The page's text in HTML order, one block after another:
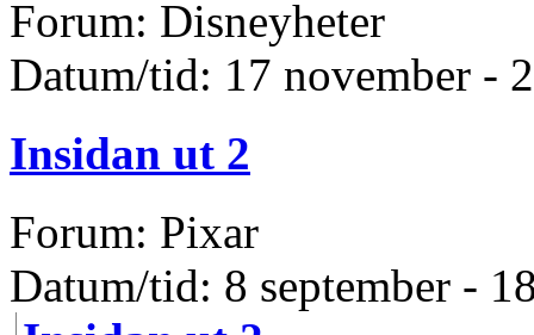
Forum: Disneyheter
Datum/tid: 17 november -
Insidan ut 2
Forum: Pixar
Datum/tid: 8 september -